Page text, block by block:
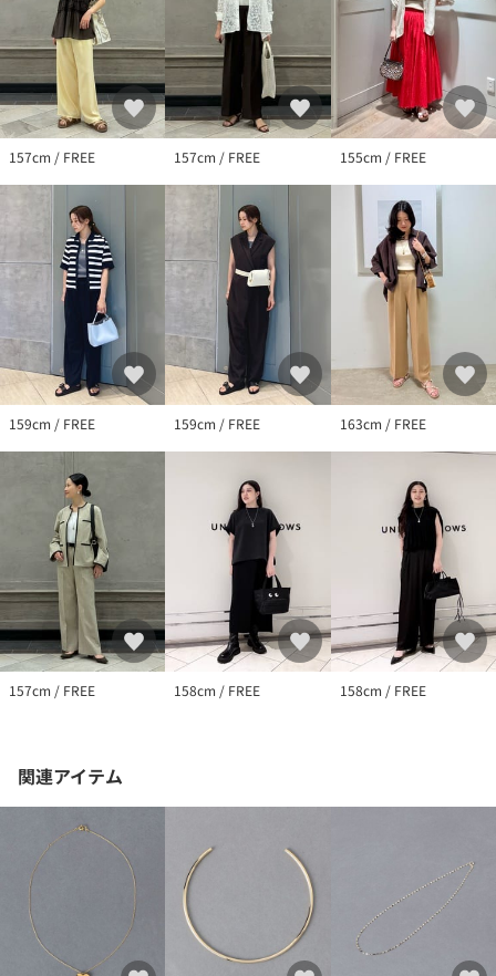
157cm / FREE 157cm / FREE 155cm / FREE
159cm / FREE 159cm / FREE 163cm / FREE
157cm / FREE 158cm / FREE 158cm / FREE
関連アイテム